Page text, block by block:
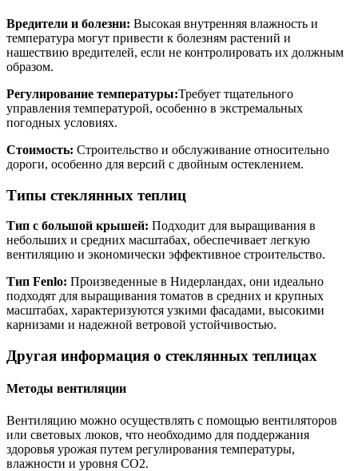
Вредители и болезни: Высокая внутренняя влажность и
температура могут привести к болезням растений и
нашествию вредителей, если не контролировать их должным
образом.
Регулирование температуры:Требует тщательного
управления температурой, особенно в экстремальных
погодных условиях.
Стоимость: Строительство и обслуживание относительно
дороги, особенно для версий с двойным остеклением.
Типы стеклянных теплиц
Тип с большой крышей: Подходит для выращивания в
небольших и средних масштабах, обеспечивает легкую
вентиляцию и экономически эффективное строительство.
Тип Fenlo: Произведенные в Нидерландах, они идеально
подходят для выращивания томатов в средних и крупных
масштабах, характеризуются узкими фасадами, высокими
карнизами и надежной ветровой устойчивостью.
Другая информация о стеклянных теплицах
Методы вентиляции
Вентиляцию можно осуществлять с помощью вентиляторов
или световых люков, что необходимо для поддержания
здоровья урожая путем регулирования температуры,
влажности и уровня CO2.